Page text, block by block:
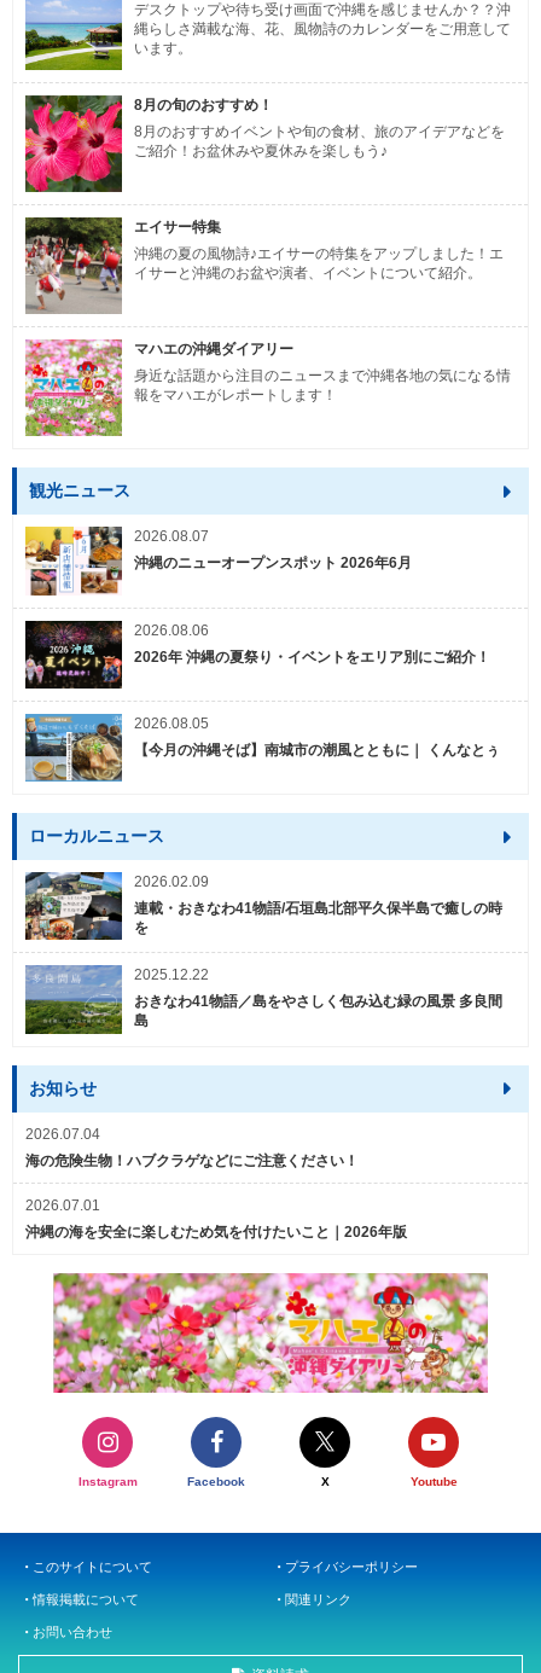
デスクトップや待ち受け画面で沖縄を感じませんか？？沖
縄らしさ満載な海、花、風物詩のカレンダーをご用意して
います。
8月の旬のおすすめ！
8月のおすすめイベントや旬の食材、旅のアイデアなどを
ご紹介！お盆休みや夏休みを楽しもう♪
エイサー特集
沖縄の夏の風物詩♪エイサーの特集をアップしました！エ
イサーと沖縄のお盆や演者、イベントについて紹介。
マハエの沖縄ダイアリー
身近な話題から注目のニュースまで沖縄各地の気になる情
報をマハエがレポートします！
観光ニュース
2026.08.07
沖縄のニューオープンスポット 2026年6月
2026.08.06
2026年 沖縄の夏祭り・イベントをエリア別にご紹介！
2026.08.05
【今月の沖縄そば】南城市の潮風とともに｜ くんなとぅ
ローカルニュース
2026.02.09
連載・おきなわ41物語/石垣島北部平久保半島で癒しの時
を
2025.12.22
おきなわ41物語／島をやさしく包み込む緑の風景 多良間
島
お知らせ
2026.07.04
海の危険生物！ハブクラゲなどにご注意ください！
2026.07.01
沖縄の海を安全に楽しむため気を付けたいこと｜2026年版
Instagram Facebook X Youtube
このサイトについて プライバシーポリシー
情報掲載について 関連リンク
お問い合わせ